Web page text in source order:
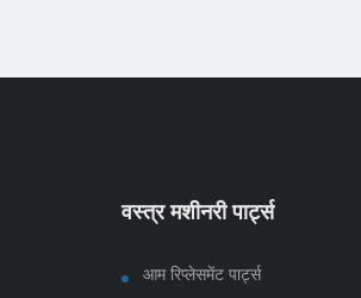
वस्त्र मशीनरी पार्ट्स
आम रिप्लेसमेंट पार्ट्स